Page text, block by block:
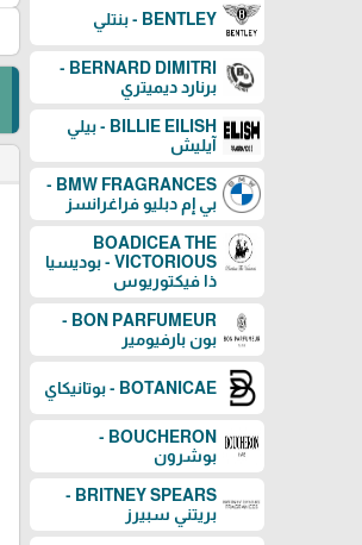
BENTLEY - بنتلي
BERNARD DIMITRI -
برنارد ديميتري
BILLIE EILISH - بيلي
آيليش
BMW FRAGRANCES -
بي إم دبليو فراغرانسز
BOADICEA THE
VICTORIOUS - بوديسيا
ذا فيكتوريوس
BON PARFUMEUR -
بون بارفيومير
BOTANICAE - بوتانيكاي
BOUCHERON -
بوشرون
BRITNEY SPEARS -
بريتني سبيرز